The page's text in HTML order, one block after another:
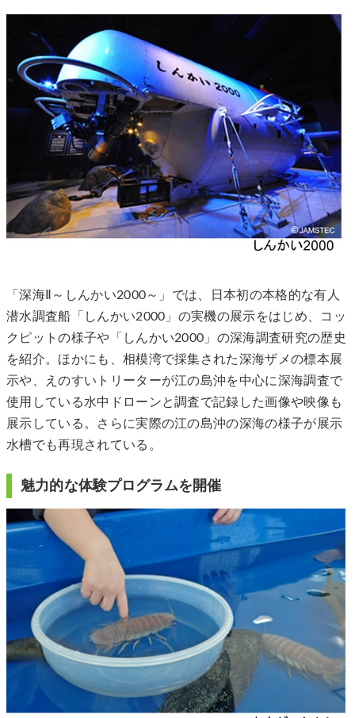
「深海Ⅱ～しんかい2000～」では、日本初の本格的な有人
潜水調査船「しんかい2000」の実機の展示をはじめ、コッ
クピットの様子や「しんかい2000」の深海調査研究の歴史
を紹介。ほかにも、相模湾で採集された深海ザメの標本展
示や、えのすいトリーターが江の島沖を中心に深海調査で
使用している水中ドローンと調査で記録した画像や映像も
展示している。さらに実際の江の島沖の深海の様子が展示
水槽でも再現されている。
魅力的な体験プログラムを開催